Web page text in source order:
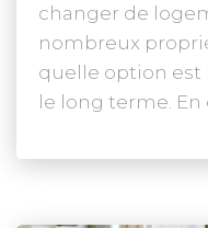
changer de
nombreux
quelle option est
le long terme. En